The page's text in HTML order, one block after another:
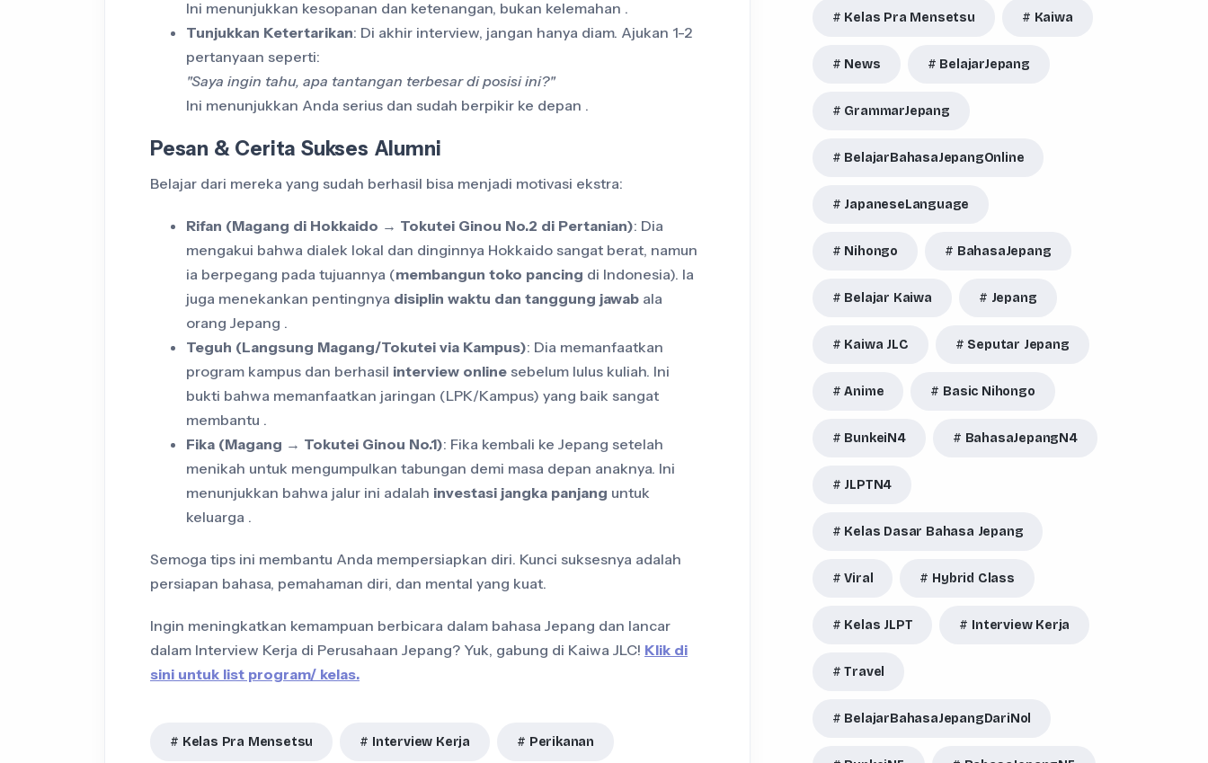
Ini menunjukkan kesopanan dan ketenangan, bukan kelemahan .
Tunjukkan Ketertarikan: Di akhir interview, jangan hanya diam. Ajukan 1-2
pertanyaan seperti:
"Saya ingin tahu, apa tantangan terbesar di posisi ini?"
Ini menunjukkan Anda serius dan sudah berpikir ke depan .
Pesan & Cerita Sukses Alumni
Belajar dari mereka yang sudah berhasil bisa menjadi motivasi ekstra:
Rifan (Magang di Hokkaido → Tokutei Ginou No.2 di Pertanian): Dia
mengakui bahwa dialek lokal dan dinginnya Hokkaido sangat berat, namun
ia berpegang pada tujuannya (membangun toko pancing di Indonesia). Ia
juga menekankan pentingnya disiplin waktu dan tanggung jawab ala
orang Jepang .
Teguh (Langsung Magang/Tokutei via Kampus): Dia memanfaatkan
program kampus dan berhasil interview online sebelum lulus kuliah. Ini
bukti bahwa memanfaatkan jaringan (LPK/Kampus) yang baik sangat
membantu .
Fika (Magang → Tokutei Ginou No.1): Fika kembali ke Jepang setelah
menikah untuk mengumpulkan tabungan demi masa depan anaknya. Ini
menunjukkan bahwa jalur ini adalah investasi jangka panjang untuk
keluarga .
Semoga tips ini membantu Anda mempersiapkan diri. Kunci suksesnya adalah
persiapan bahasa, pemahaman diri, dan mental yang kuat.
Ingin meningkatkan kemampuan berbicara dalam bahasa Jepang dan lancar
dalam Interview Kerja di Perusahaan Jepang? Yuk, gabung di Kaiwa JLC! Klik di
sini untuk list program/ kelas.
Kelas Pra Mensetsu Interview Kerja Perikanan
Kelas Pra Mensetsu Kaiwa
News BelajarJepang
GrammarJepang
BelajarBahasaJepangOnline
JapaneseLanguage
Nihongo BahasaJepang
Belajar Kaiwa Jepang
Kaiwa JLC Seputar Jepang
Anime Basic Nihongo
BunkeiN4 BahasaJepangN4
JLPTN4
Kelas Dasar Bahasa Jepang
Viral Hybrid Class
Kelas JLPT Interview Kerja
Travel
BelajarBahasaJepangDariNol